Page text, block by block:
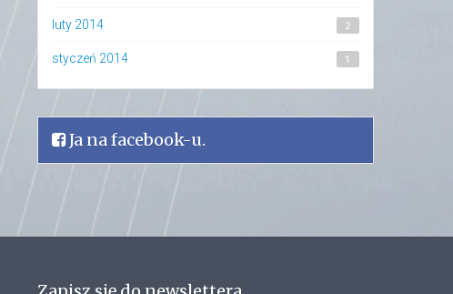
luty 2014 2
styczeń 2014 1
Ja na facebook-u.